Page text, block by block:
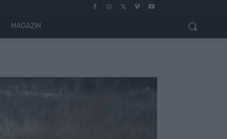
MAGAZIN